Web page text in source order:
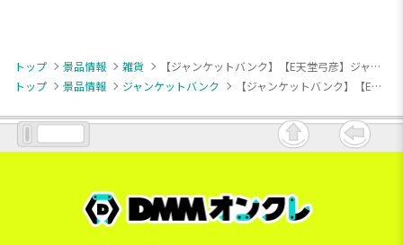
トップ 景品情報 雑貨
【ジャンケットバンク】【E天堂弓彦】ジャンケットバンク みにコレ！前髪クリップ
トップ
景品情報 ジャンケットバンク 【ジャンケットバンク】【E天堂弓彦】ジャンケットバンク みにコレ！前髪クリップ